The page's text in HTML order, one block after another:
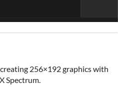
256×192 graphics with
Spectrum.